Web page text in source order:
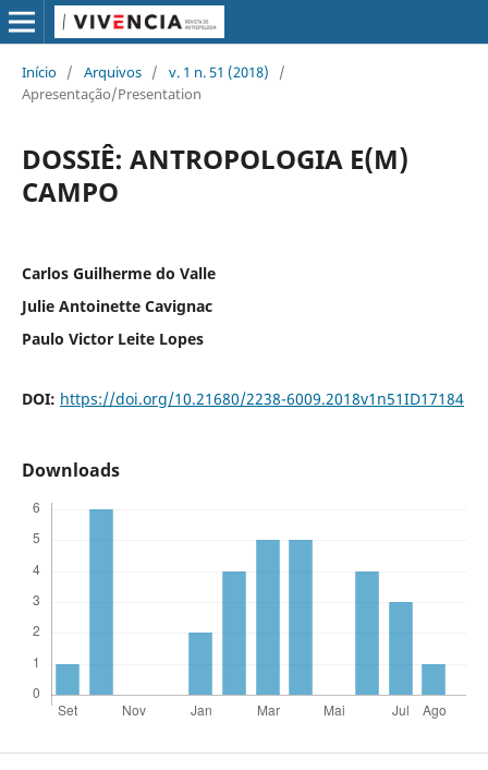
Início / Arquivos / v. 1 n. 51 (2018)
/
Apresentação/Presentation
DOSSIÊ: ANTROPOLOGIA E(M)
CAMPO
Carlos Guilherme do Valle
Julie Antoinette Cavignac
Paulo Victor Leite Lopes
DOI: https://doi.org/10.21680/2238-6009.2018v1n51ID17184
Downloads